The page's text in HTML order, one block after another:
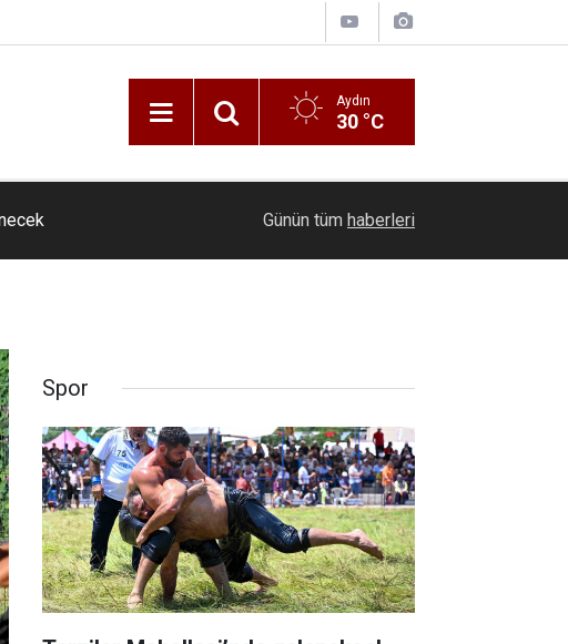
Aydın
30 °C
Minik Tekvandocular Kütahya’da dostluk için
Günün tüm haberleri
Spor